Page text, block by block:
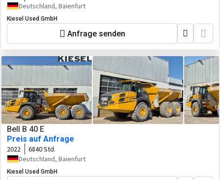
Deutschland, Baienfurt
Kiesel Used GmbH
Anfrage senden
Bell B 40 E
Preis auf Anfrage
2022
6840 Std.
Deutschland, Baienfurt
Kiesel Used GmbH